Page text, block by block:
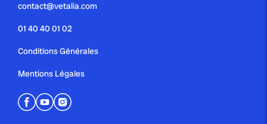
contact@vetalia.com
01 40 40 01 02
Conditions Générales
Mentions Légales